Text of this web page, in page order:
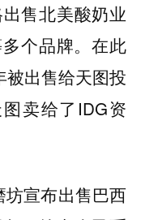
售北美酸奶业
个品牌。在此
被出售给天图投
卖给了IDG资
宣布出售巴西